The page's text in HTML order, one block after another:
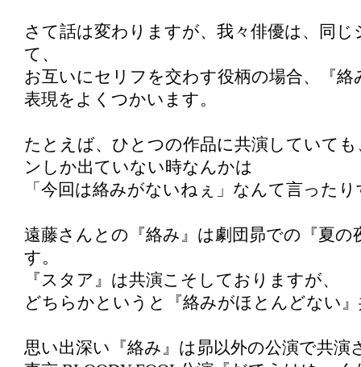
さて話は変わりますが、我々俳優は、同じ
て、
お互いにセリフを交わす役柄の場合、『
表現をよくつかいます。
たとえば、ひとつの作品に共演していて
ンしか出ていない時なんかは
「今回は絡みがないねぇ」なんて言った
遠藤さんとの『絡み』は劇団昴での『夏の
す。
『スタア』は共演こそしておりますが、
どちらかというと『絡みがほとんどない
思い出深い『絡み』は昴以外の公演で共演